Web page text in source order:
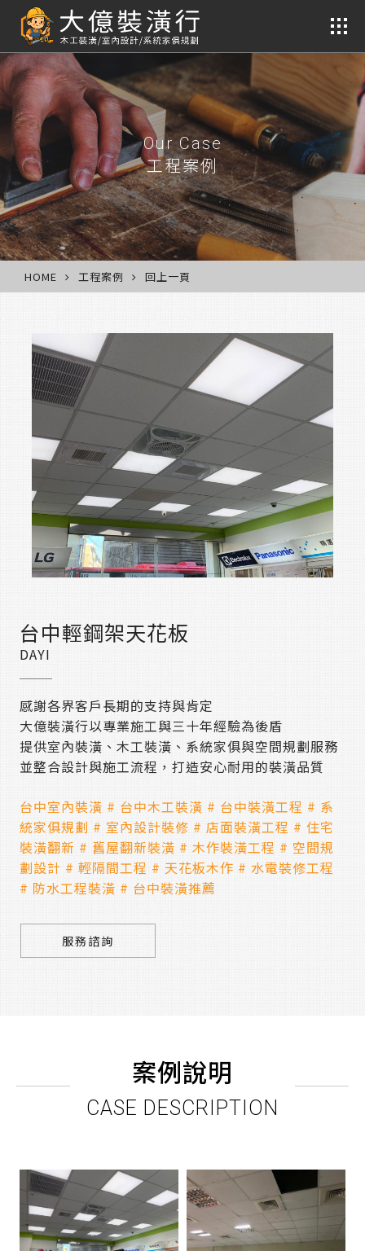
Our Case
工程案例
HOME 工程案例 回上一頁
台中輕鋼架天花板
DAYI
感謝各界客戶長期的支持與肯定
大億裝潢行以專業施工與三十年經驗為後盾
提供室內裝潢、木工裝潢、系統家俱與空間規劃服務
並整合設計與施工流程，打造安心耐用的裝潢品質
台中室內裝潢 # 台中木工裝潢 # 台中裝潢工程 # 系
統家俱規劃 # 室內設計裝修 # 店面裝潢工程 # 住宅
裝潢翻新 # 舊屋翻新裝潢 # 木作裝潢工程 # 空間規
劃設計 # 輕隔間工程 # 天花板木作 # 水電裝修工程
# 防水工程裝潢 # 台中裝潢推薦
服務諮詢
案例說明
CASE DESCRIPTION